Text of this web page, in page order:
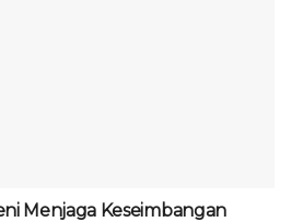
Menjaga Keseimbangan